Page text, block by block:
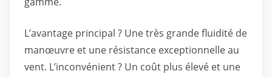
L’avantage principal ? Une très grande fluidité de
manœuvre et une résistance exceptionnelle au
vent. L’inconvénient ? Un coût plus élevé et une